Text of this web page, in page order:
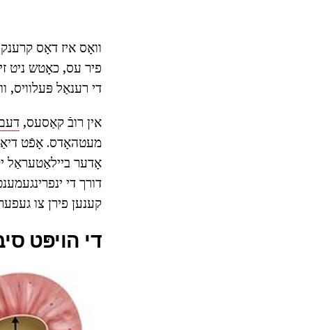
וואָס איז דאָס
פיר עס, כאָטש ניט
די רענאַל פּעלוויס,
אין רובֿ קאַסעס,
מעטהאָדס. אָפֿט
אָדער ביילאַטעראַל
קענען פירן צו
די הויפּט